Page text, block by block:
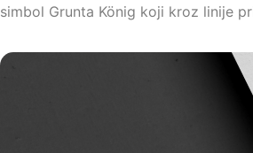
simbol Grunta König koji kroz linije